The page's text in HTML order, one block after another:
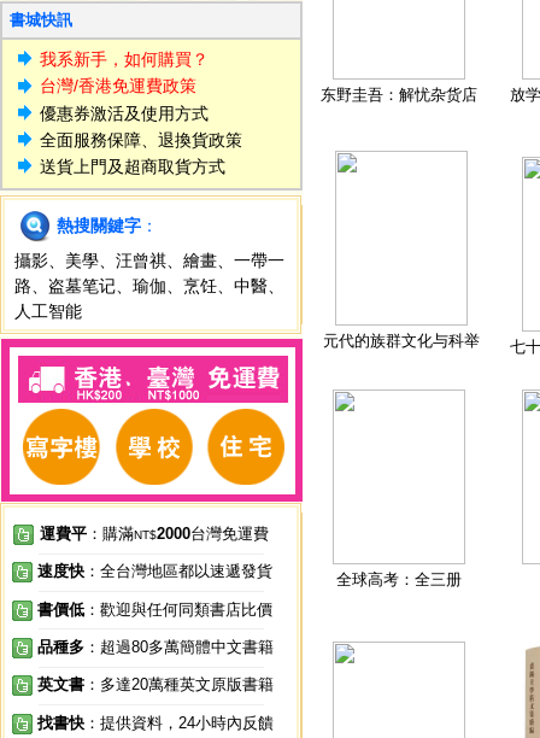
書城快訊
我系新手，如何購買？
台灣/香港免運費政策
優惠券激活及使用方式
全面服務保障、退換貨政策
送貨上門及超商取貨方式
熱搜關鍵字 ：
攝影
美學 汪曾祺 繪畫
一帶一
路
盗墓笔记 瑜伽 烹饪 中醫
人工智能
運費平 ：購滿NT$2000台灣免運費
速度快 ：全台灣地區都以速遞發貨
書價低 ：歡迎與任何同類書店比價
品種多 ：超過80多萬簡體中文書籍
英文書 ：多達20萬種英文原版書籍
找書快 ：提供資料，24小時內反饋
东野圭吾：解忧杂货店 放
元代的族群文化与科举 七
全球高考：全三册